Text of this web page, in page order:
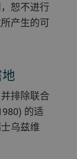
恕不进行
产生的可
的适
乌兹维